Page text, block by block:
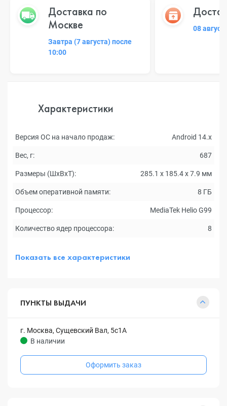
Доставка по
Москве
Завтра (7 августа) после
10:00
08
Характеристики
Версия ОС на начало продаж: Android 14.x
Вес, г: 687
Размеры (ШxВxТ): 285.1 x 185.4 x 7.9 мм
Объем оперативной памяти: 8 ГБ
Процессор: MediaTek Helio G99
Количество ядер процессора: 8
Показать все характеристики
ПУНКТЫ ВЫДАЧИ
г. Москва, Сущевский Вал, 5с1А
В наличии
Оформить заказ